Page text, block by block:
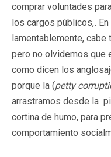
comprar voluntades
los cargos públicos,.
lamentablemente, cabe
pero no olvidemos que
como dicen los
porque la (petty
arrastramos desde la
cortina de humo, para
comportamiento